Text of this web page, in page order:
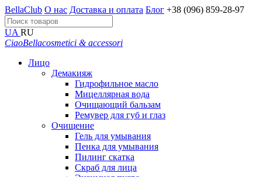
BellaClub О нас Доставка и оплата Блог +38 (096) 859-28-97
UA RU
CiaoBellacosmetici & accessori
Лицо
Демакияж
Гидрофильное масло
Мицеллярная вода
Очищающий бальзам
Ремувер для губ и глаз
Очищение
Гель для умывания
Пенка для умывания
Пилинг скатка
Скраб для лица